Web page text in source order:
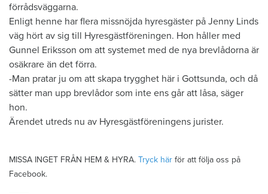
förrådsväggarna.
Enligt henne har flera missnöjda hyresgäster på Jenny Linds
väg hört av sig till Hyresgästföreningen. Hon håller med
Gunnel Eriksson om att systemet med de nya brevlådorna är
osäkrare än det förra.
-Man pratar ju om att skapa trygghet här i Gottsunda, och då
sätter man upp brevlådor som inte ens går att låsa, säger
hon.
Ärendet utreds nu av Hyresgästföreningens jurister.
MISSA INGET FRÅN HEM & HYRA. Tryck här för att följa oss på
Facebook.